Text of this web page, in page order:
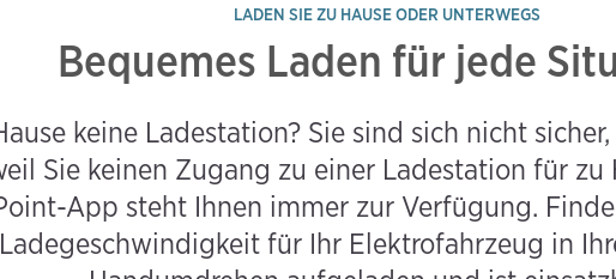
LADEN SIE ZU HAUSE ODER UNTERWEGS
Bequemes Laden für jede
keine Ladestation? Sie sind sich nicht
Sie keinen Zugang zu einer Ladestation für zu
App steht Ihnen immer zur Verfügung.
für Ihr Elektrofahrzeug in